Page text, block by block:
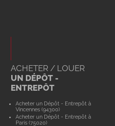
ACHETER / LOUER
UN DÉPÔT -
ENTREPÔT
Acheter un Dépôt - Entrepôt à
Vincennes (94300)
Acheter un Dépôt - Entrepôt à
Paris (75020)